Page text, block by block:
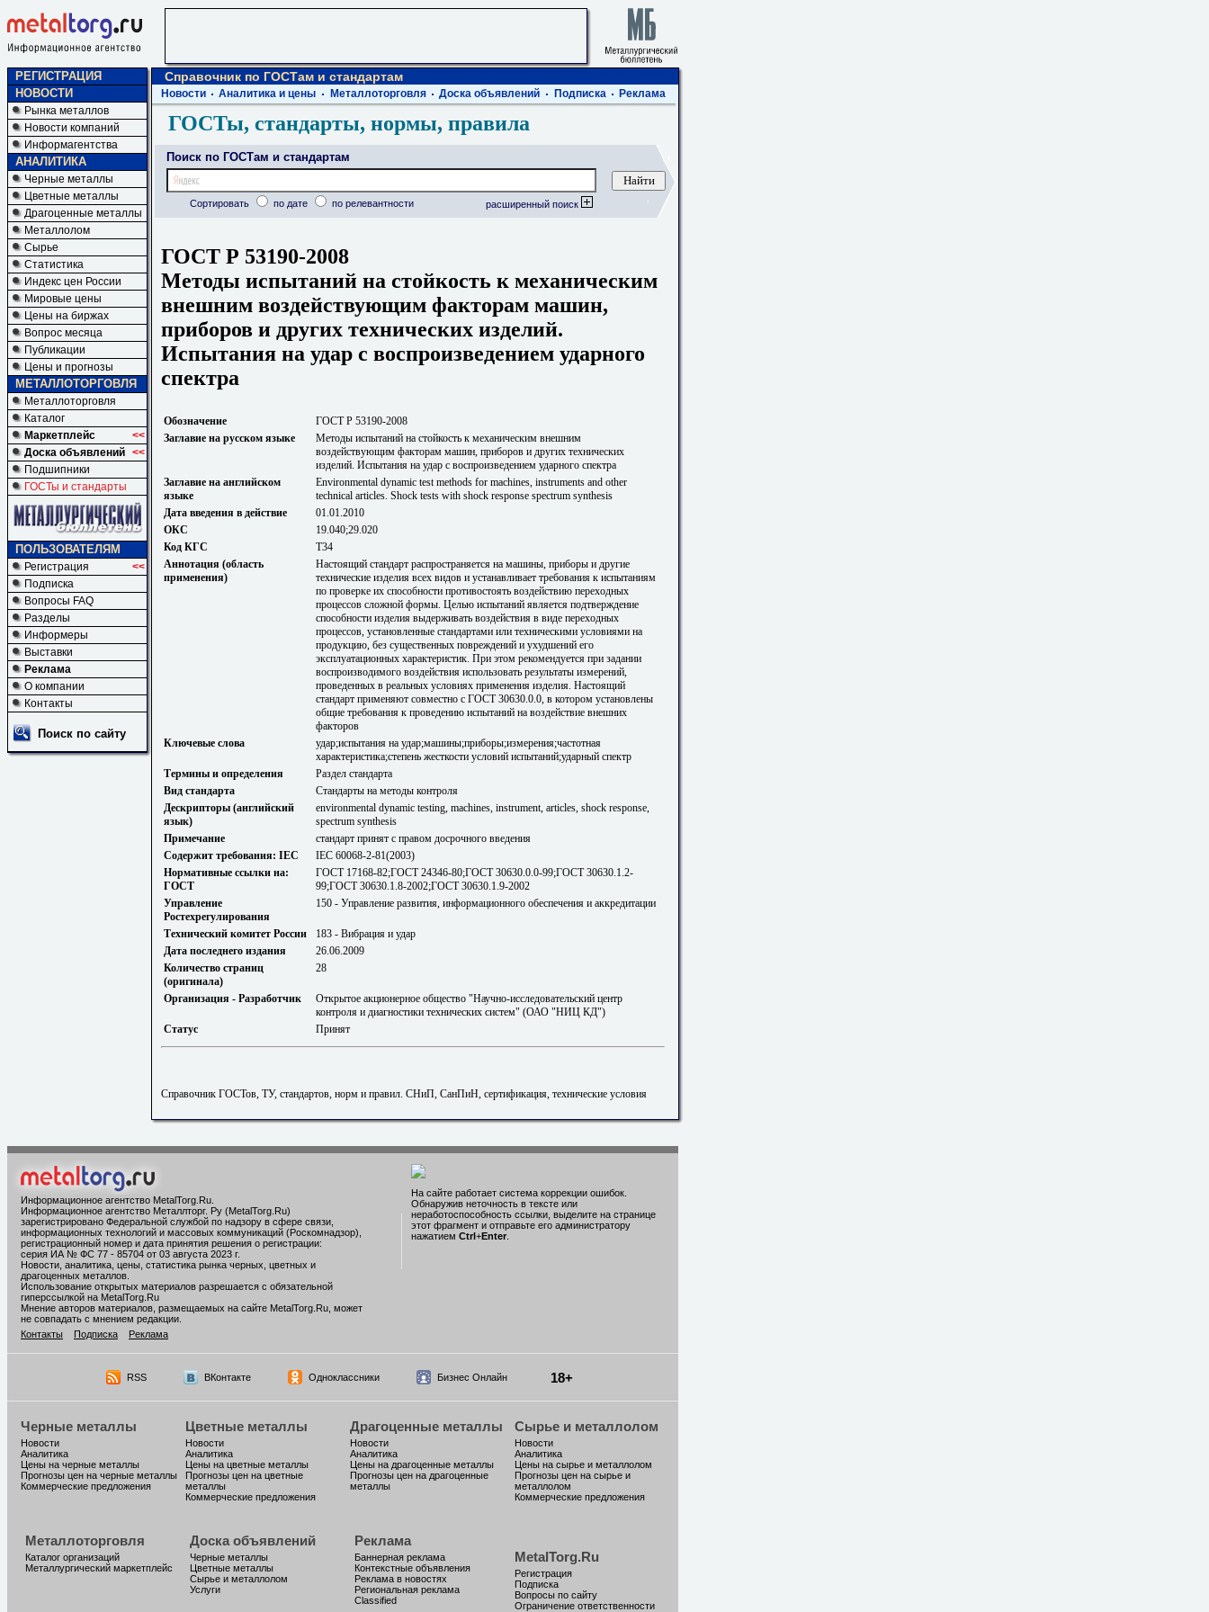
РЕГИСТРАЦИЯ
НОВОСТИ
Рынка металлов
Новости компаний
Информагентства
АНАЛИТИКА
Черные металлы
Цветные металлы
Драгоценные металлы
Металлолом
Сырье
Статистика
Индекс цен России
Мировые цены
Цены на биржах
Вопрос месяца
Публикации
Цены и прогнозы
МЕТАЛЛОТОРГОВЛЯ
Металлоторговля
Каталог
Маркетплейс
<<
Доска объявлений <<
Подшипники
ГОСТы и стандарты
ПОЛЬЗОВАТЕЛЯМ
Регистрация
<<
Подписка
Вопросы FAQ
Разделы
Информеры
Выставки
Реклама
О компании
Контакты
Поиск по сайту
Справочник по ГОСТам и стандартам
Новости Аналитика и цены Металлоторговля Доска объявлений Подписка Реклама
ГОСТы, стандарты, нормы, правила
Поиск по ГОСТам и стандартам
Сортировать по дате по релевантности расширенный поиск
ГОСТ Р 53190-2008
Методы испытаний на стойкость к механическим
внешним воздействующим факторам машин,
приборов и других технических изделий.
Испытания на удар с воспроизведением ударного
спектра
Обозначение
ГОСТ Р 53190-2008
Заглавие на русском языке
Методы испытаний на стойкость к механическим внешним
воздействующим факторам машин, приборов и других технических
изделий. Испытания на удар с воспроизведением ударного спектра
Заглавие на английском
языке
Environmental dynamic test methods for machines, instruments and other
technical articles. Shock tests with shock response spectrum synthesis
Дата введения в действие
01.01.2010
ОКС
19.040;29.020
Код КГС
Т34
Аннотация (область
применения)
Настоящий стандарт распространяется на машины, приборы и другие
технические изделия всех видов и устанавливает требования к испытаниям
по проверке их способности противостоять воздействию переходных
процессов сложной формы. Целью испытаний является подтверждение
способности изделия выдерживать воздействия в виде переходных
процессов, установленные стандартами или техническими условиями на
продукцию, без существенных повреждений и ухудшений его
эксплуатационных характеристик. При этом рекомендуется при задании
воспроизводимого воздействия использовать результаты измерений,
проведенных в реальных условиях применения изделия. Настоящий
стандарт применяют совместно с ГОСТ 30630.0.0, в котором установлены
общие требования к проведению испытаний на воздействие внешних
факторов
Ключевые слова
удар;испытания на удар;машины;приборы;измерения;частотная
характеристика;степень жесткости условий испытаний;ударный спектр
Термины и определения
Раздел стандарта
Вид стандарта
Стандарты на методы контроля
Дескрипторы (английский
язык)
environmental dynamic testing, machines, instrument, articles, shock response,
spectrum synthesis
Примечание
стандарт принят с правом досрочного введения
Содержит требования: IEC
IEC 60068-2-81(2003)
Нормативные ссылки на:
ГОСТ
ГОСТ 17168-82;ГОСТ 24346-80;ГОСТ 30630.0.0-99;ГОСТ 30630.1.2-
99;ГОСТ 30630.1.8-2002;ГОСТ 30630.1.9-2002
Управление
Ростехрегулирования
150 - Управление развития, информационного обеспечения и аккредитации
Технический комитет России
183 - Вибрация и удар
Дата последнего издания
26.06.2009
Количество страниц
(оригинала)
28
Организация - Разработчик
Открытое акционерное общество "Научно-исследовательский центр
контроля и диагностики технических систем" (ОАО "НИЦ КД")
Статус
Принят
Справочник ГОСТов, ТУ, стандартов, норм и правил. СНиП, СанПиН, сертификация, технические условия
Информационное агентство MetalTorg.Ru
Информационное агентство Металлторг. Ру (MetalTorg.Ru)
зарегистрировано Федеральной службой по надзору в сфере связи,
информационных технологий и массовых коммуникаций (Роскомнадзор),
регистрационный номер и дата принятия решения о регистрации:
серия ИА № ФС 77 - 85704 от 03 августа 2023 г.
Новости, аналитика, цены, статистика рынка черных, цветных и
драгоценных металлов.
Использование открытых материалов разрешается с обязательной
гиперссылкой на MetalTorg.Ru
Мнение авторов материалов, размещаемых на сайте MetalTorg.Ru, может
не совпадать с мнением редакции.
Контакты
Подписка Реклама
На сайте работает система коррекции ошибок.
Обнаружив неточность в тексте или
неработоспособность ссылки, выделите на странице
этот фрагмент и отправьте его администратору
нажатием Ctrl+Enter
RSS ВКонтакте Одноклассники Бизнес Онлайн 18+
Черные металлы
Новости
Аналитика
Цены на черные металлы
Прогнозы цен на черные металлы
Коммерческие предложения
Цветные металлы
Новости
Аналитика
Цены на цветные металлы
Прогнозы цен на цветные
металлы
Коммерческие предложения
Драгоценные металлы
Новости
Аналитика
Цены на драгоценные металлы
Прогнозы цен на драгоценные
металлы
Сырье и металлолом
Новости
Аналитика
Цены на сырье и металлолом
Прогнозы цен на сырье и
металлолом
Коммерческие предложения
Металлоторговля
Каталог организаций
Металлургический маркетплейс
Доска объявлений
Черные металлы
Цветные металлы
Сырье и металлолом
Услуги
Реклама
Баннерная реклама
Контекстные объявления
Реклама в новостях
Региональная реклама
Classified
MetalTorg.Ru
Регистрация
Подписка
Вопросы по сайту
Ограничение ответственности